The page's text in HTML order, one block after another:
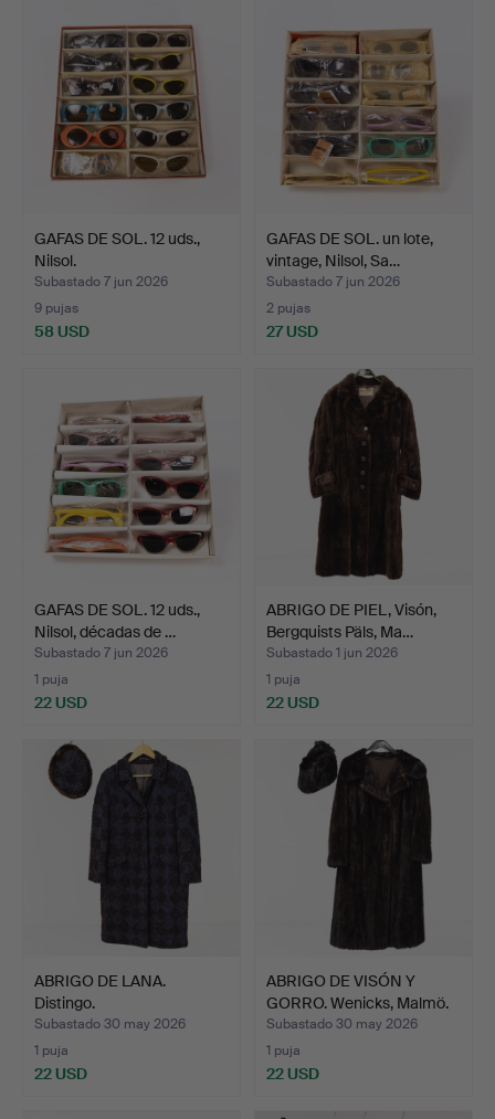
GAFAS DE SOL. 12 uds.,
Nilsol.
Subastado 7 jun 2026
9 pujas
58 USD
GAFAS DE SOL. un lote,
vintage, Nilsol, Sa…
Subastado 7 jun 2026
2 pujas
27 USD
GAFAS DE SOL. 12 uds.,
Nilsol, décadas de …
Subastado 7 jun 2026
1 puja
22 USD
ABRIGO DE PIEL, Visón,
Bergquists Päls, Ma…
Subastado 1 jun 2026
1 puja
22 USD
ABRIGO DE LANA.
Distingo.
Subastado 30 may 2026
1 puja
22 USD
ABRIGO DE VISÓN Y
GORRO. Wenicks, Malmö.
Subastado 30 may 2026
1 puja
22 USD